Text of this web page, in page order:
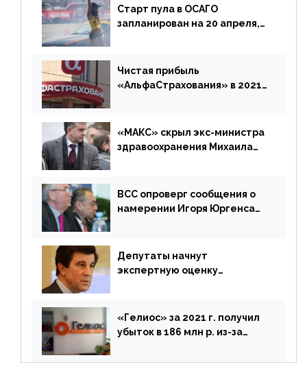
Старт пула в ОСАГО
запланирован на 20 апреля,
дублировать [дополнено]
Чистая прибыль
«АльфаСтрахования» в 2021
«МАКС» скрыл экс-министра
здравоохранения Михаила
ВСС опроверг сообщения о
намерении Игоря Юргенса
Депутаты начнут
экспертную оценку
«Гелиос» за 2021 г. получил
убыток в 186 млн р. из-за
реализации недвижимости